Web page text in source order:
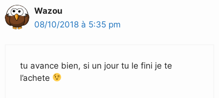
Wazou
08/10/2018 à 5:35 pm
tu avance bien, si un jour tu le fini je te
l’achete